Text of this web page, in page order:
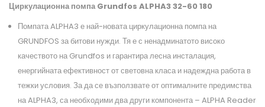
Циркулационна помпа Grundfos ALPHA3 32-60 180
Помпата ALPHA3 е най-новата циркулационна помпа на
GRUNDFOS за битови нужди. Тя е с ненадминатото високо
качеството на Grundfos и гарантира лесна инсталация,
енергийната ефективност от световна класа и надеждна работа в
тежки условия. За да се възползвате от оптималните предимства
на ALPHA3, са необходими два други компонента – ALPHA Reader